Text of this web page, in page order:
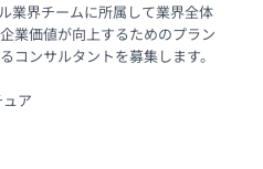
業界チームに所属して業界全体
業価値が向上するためのプラン
コンサルタントを募集します。
ア